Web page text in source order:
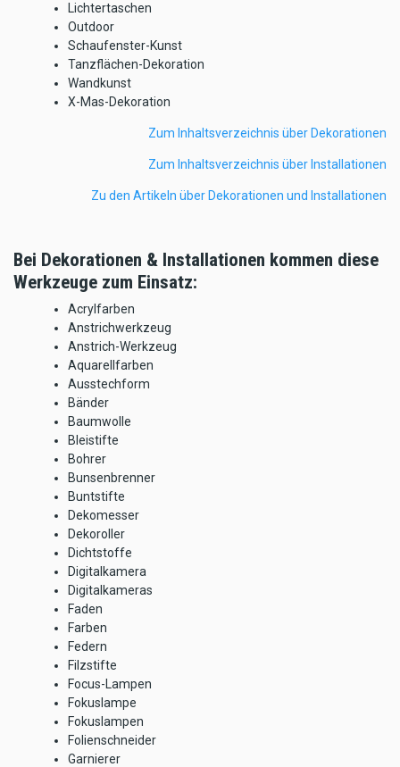
Lichtertaschen
Outdoor
Schaufenster-Kunst
Tanzflächen-Dekoration
Wandkunst
X-Mas-Dekoration
Zum Inhaltsverzeichnis über Dekorationen
Zum Inhaltsverzeichnis über Installationen
Zu den Artikeln über Dekorationen und Installationen
Bei Dekorationen & Installationen kommen diese
Werkzeuge zum Einsatz:
Acrylfarben
Anstrichwerkzeug
Anstrich-Werkzeug
Aquarellfarben
Ausstechform
Bänder
Baumwolle
Bleistifte
Bohrer
Bunsenbrenner
Buntstifte
Dekomesser
Dekoroller
Dichtstoffe
Digitalkamera
Digitalkameras
Faden
Farben
Federn
Filzstifte
Focus-Lampen
Fokuslampe
Fokuslampen
Folienschneider
Garnierer